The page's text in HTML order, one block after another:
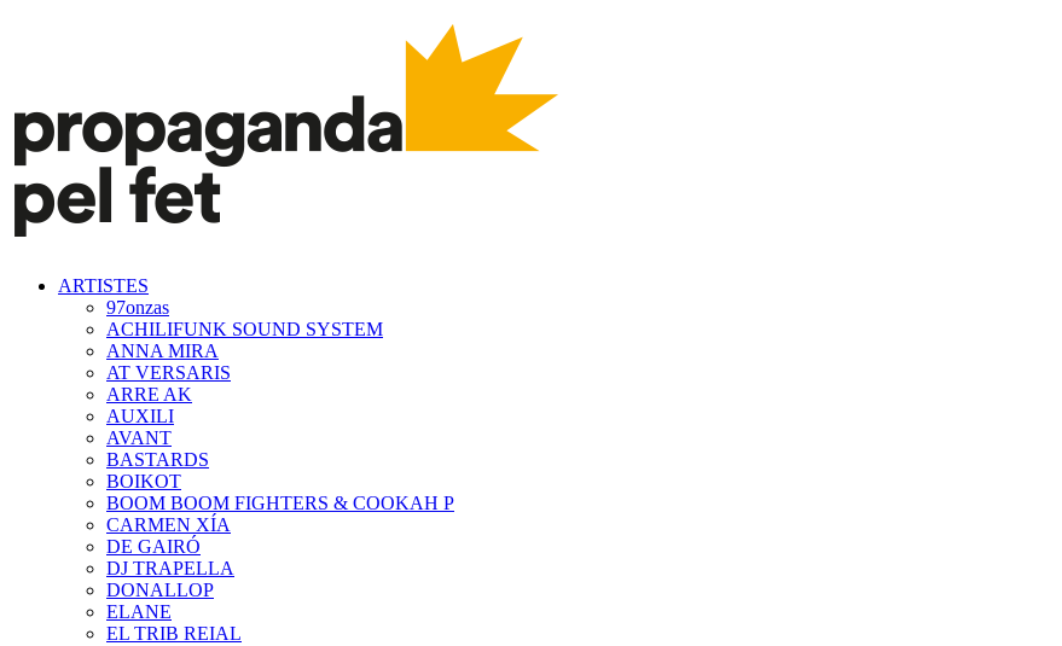
ARTISTES
97onzas
ACHILIFUNK SOUND SYSTEM
ANNA MIRA
AT VERSARIS
ARRE AK
AUXILI
AVANT
BASTARDS
BOIKOT
BOOM BOOM FIGHTERS & COOKAH P
CARMEN XÍA
DE GAIRÓ
DJ TRAPELLA
DONALLOP
ELANE
EL TRIB REIAL